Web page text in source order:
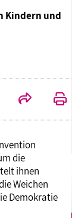
Kindern und
die
ihnen
Weichen
Demokratie